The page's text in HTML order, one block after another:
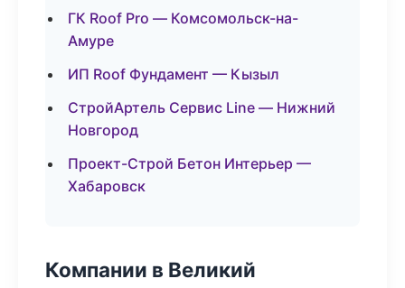
ГК Roof Pro — Комсомольск-на-
Амуре
ИП Roof Фундамент — Кызыл
СтройАртель Сервис Line — Нижний
Новгород
Проект-Строй Бетон Интерьер —
Хабаровск
Компании в Великий